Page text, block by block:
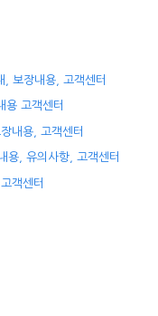
, 보장내용, 고객센터
용 고객센터
내용, 고객센터
용, 유의사항, 고객센터
객센터